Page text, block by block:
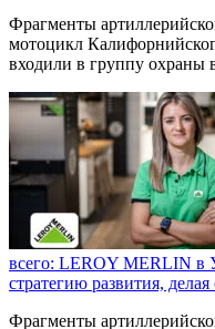
Фрагменты
мотоцикл
входили в группу
всего: LEROY MERLIN в
стратегию развития,
Фрагменты